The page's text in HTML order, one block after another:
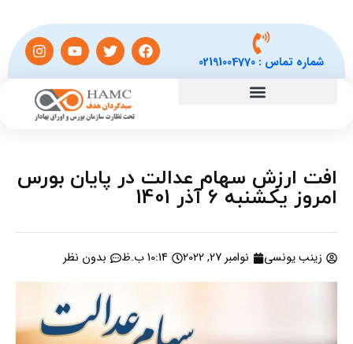
شماره تماس :02191004770
افت ارزش سهام عدالت در پایان بورس
امروز یکشنبه 6 آذر 1401
زینب یونسی نوامبر 27, 2022 10:14 ب.ظ بدون نظر